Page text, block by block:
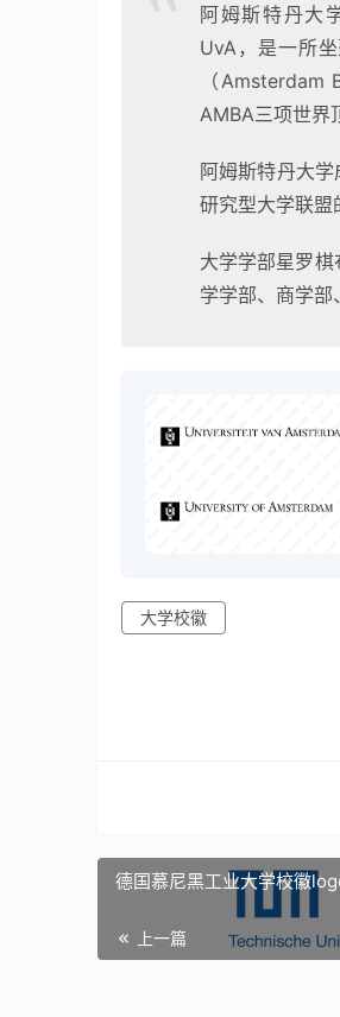
阿姆斯特丹大
UvA，是一所
（Amsterdam
AMBA三项世界
阿姆斯特丹大
研究型大学联盟
大学学部星罗
学学部、商学部
大学校徽
德国慕尼黑工业大学校徽
上一篇